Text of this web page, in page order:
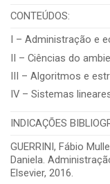
CONTEÚDOS:
I – Administração e
II – Ciências do
III – Algoritmos e
IV – Sistemas
INDICAÇÕES
GUERRINI, Fábio
Daniela.
Elsevier, 2016.